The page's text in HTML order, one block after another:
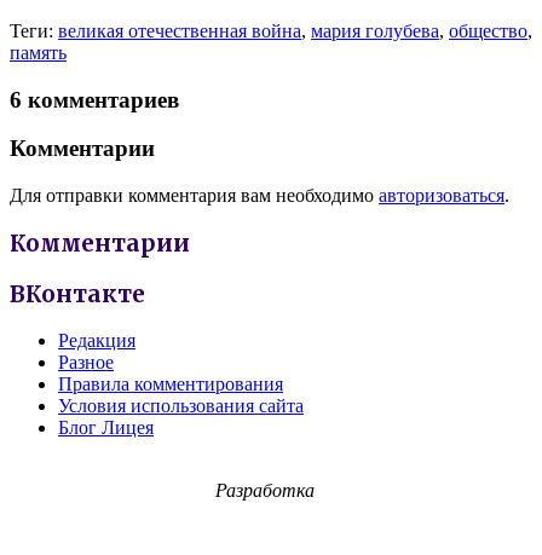
Теги: великая отечественная война, мария голубева, общество,
память
6 комментариев
Комментарии
Для отправки комментария вам необходимо авторизоваться.
Комментарии
ВКонтакте
Редакция
Разное
Правила комментирования
Условия использования сайта
Блог Лицея
Разработка